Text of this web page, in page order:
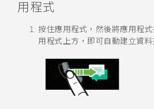
VIVERSE
應用程式
支援服務
用程式
按住應用程式，然後將應用程
用程式上方，即可自動建立資料